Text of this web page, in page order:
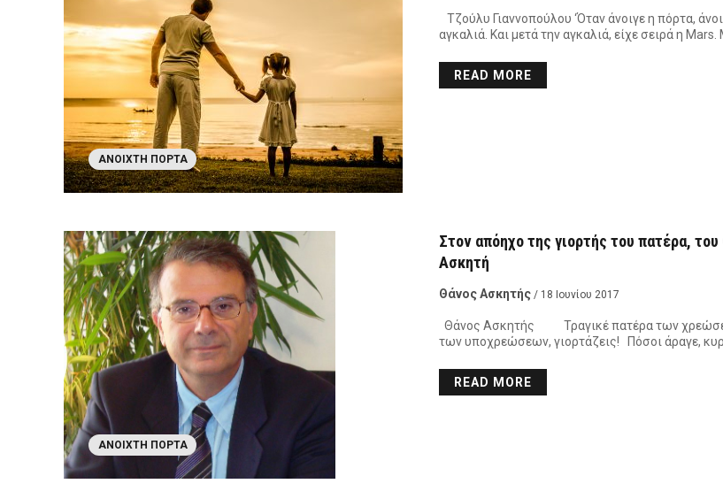
ΑΝΟΙΧΤΉ ΠΌΡΤΑ
Τζούλυ Γιαννοπούλου ‘Όταν άνοιγε η πόρτα,
αγκαλιά. Και μετά την αγκαλιά, είχε σειρά η Mars.
READ MORE
ΑΝΟΙΧΤΉ ΠΌΡΤΑ
Στον απόηχο της γιορτής του πατέρα,
Ασκητή
Θάνος Ασκητής / 18 Ιουνίου 2017
Θάνος Ασκητής Τραγικέ πατέρα των
των υποχρεώσεων, γιορτάζεις! Πόσοι άραγε,
READ MORE